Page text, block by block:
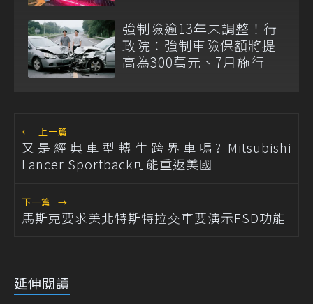
強制險逾13年未調整！行
政院：強制車險保額將提
高為300萬元、7月施行
← 上一篇
又是經典車型轉生跨界車嗎? Mitsubishi
Lancer Sportback可能重返美國
下一篇 →
馬斯克要求美北特斯特拉交車要演示FSD功能
延伸閱讀